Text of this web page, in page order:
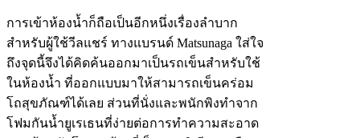
การเข้าห้องน้ำก็ถือเป็นอีกหนึ่งเรื่องลำบาก
สำหรับผู้ใช้วีลแชร์ ทางแบรนด์ Matsunaga ใส่ใจ
ถึงจุดนี้จึงได้คิดค้นออกมาเป็นรถเข็นสำหรับใช้
ในห้องน้ำ ที่ออกแบบมาให้สามารถเข็นคร่อม
โถสุขภัณฑ์ได้เลย ส่วนที่นั่งและพนักพิงทำจาก
โฟมกันน้ำยูเรเธนที่ง่ายต่อการทำความสะอาด